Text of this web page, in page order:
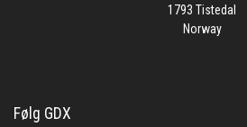
1793 Tistedal
Norway
Følg GDX